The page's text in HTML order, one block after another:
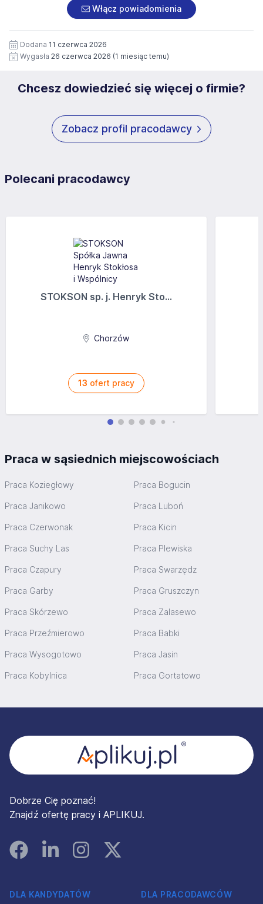
pod numerem 33 816 64 09 lub pisemnie na adres
siedziby administratora.
https://www.workprofit.pl/klauzula-informacyjna.html
załączonych dokumentach aplikacyjnych (w tym
wizerunku), na potrzeby przyszłych rekrutacji przez okres
12 miesięcy. Zgoda jest dobrowolna i może być w każdym
czasie wycofana.
Włącz powiadomienia
Dodana 11 czerwca 2026
Wygasła 26 czerwca 2026 (1 miesiąc temu)
Chcesz dowiedzieć się więcej o firmie?
Zobacz profil pracodawcy
Polecani pracodawcy
STOKSON sp. j. Henryk Sto...
Chorzów
13 ofert pracy
Praca w sąsiednich miejscowościach
Praca Koziegłowy Praca Bogucin
Praca Janikowo Praca Luboń
Praca Czerwonak Praca Kicin
Praca Suchy Las Praca Plewiska
Praca Czapury Praca Swarzędz
Praca Garby Praca Gruszczyn
Praca Skórzewo Praca Zalasewo
Praca Przeźmierowo Praca Babki
Praca Wysogotowo Praca Jasin
Praca Kobylnica Praca Gortatowo
Dobrze Cię poznać!
Znajdź ofertę pracy i APLIKUJ.
FacebookLinked InInstagramInstagram
DLA KANDYDATÓW DLA PRACODAWCÓW